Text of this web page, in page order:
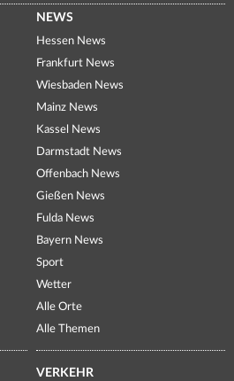
NEWS
Hessen News
Frankfurt News
Wiesbaden News
Mainz News
Kassel News
Darmstadt News
Offenbach News
Gießen News
Fulda News
Bayern News
Sport
Wetter
Alle Orte
Alle Themen
VERKEHR